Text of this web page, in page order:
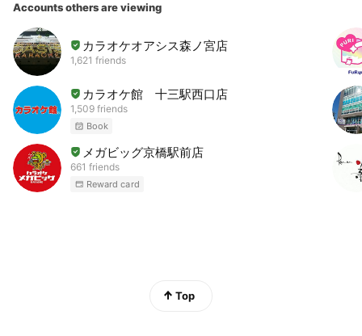
Accounts others are viewing
カラオケオアシス森ノ宮店
1,621 friends
カラオケ館 十三駅西口店
1,509 friends
Book
メガビッグ京橋駅前店
661 friends
Reward card
Top